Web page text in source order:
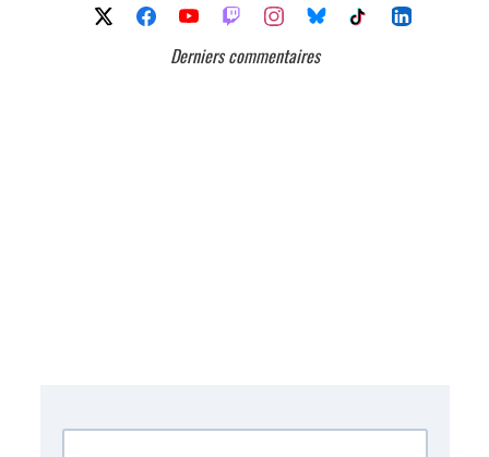
Derniers commentaires